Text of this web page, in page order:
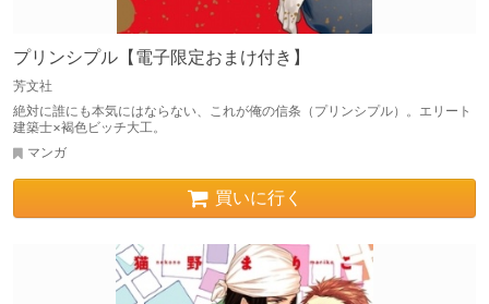
プリンシプル【電子限定おまけ付き】
芳文社
絶対に誰にも本気にはならない、これが俺の信条（プリンシプル）。エリート
建築士×褐色ビッチ大工。
マンガ
買いに行く